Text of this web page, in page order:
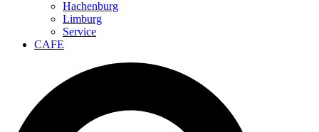
Hachenburg
Limburg
Service
CAFE